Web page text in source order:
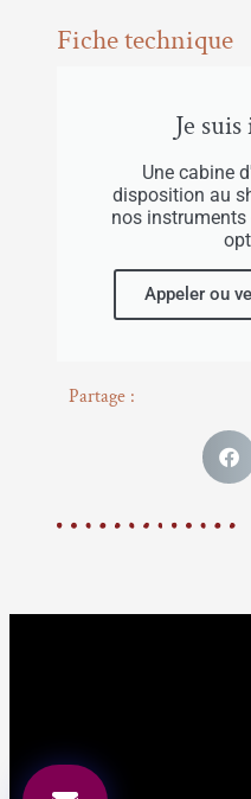
Fiche technique
Je
Une cabine
disposition au
nos
Appeler ou
Partage :